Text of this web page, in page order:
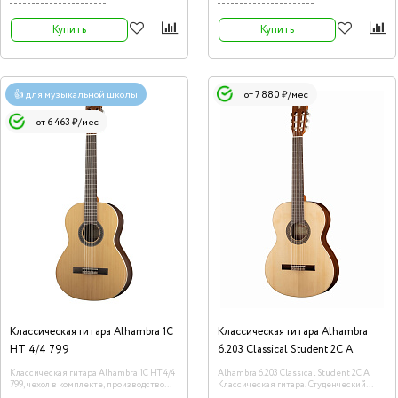
Купить Купить
👍 для музыкальной школы
от 6 463 ₽/мес
Классическая гитара Alhambra 1C
HT 4/4 799
Классическая гитара Alhambra 1C HT 4/4
799, чехол в комплекте, производство
от 7 880 ₽/мес
Классическая гитара Alhambra
6.203 Classical Student 2C A
Alhambra 6.203 Classical Student 2C A
Классическая гитара. Студенческий